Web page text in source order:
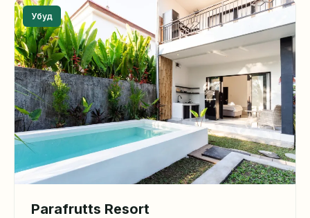
Убуд
Parafrutts Resort